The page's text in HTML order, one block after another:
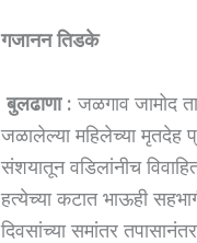
गजानन तिडके
बुलढाणा : जळगाव जामोद
जळालेल्या महिलेच्या मृतदेह
संशयातून वडिलांनीच
हत्येच्या कटात भाऊही
दिवसांच्या समांतर